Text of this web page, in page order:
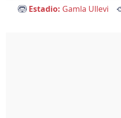
Estadio: Gamla Ullevi